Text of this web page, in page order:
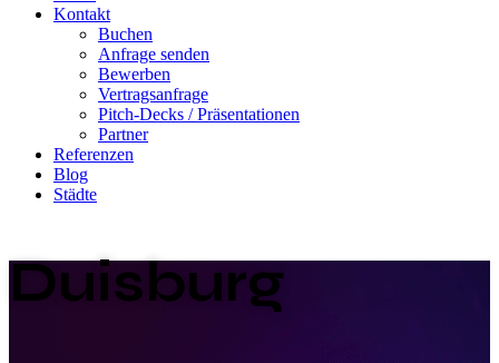
Kontakt
Buchen
Anfrage senden
Bewerben
Vertragsanfrage
Pitch-Decks / Präsentationen
Partner
Referenzen
Blog
Städte
Duisburg